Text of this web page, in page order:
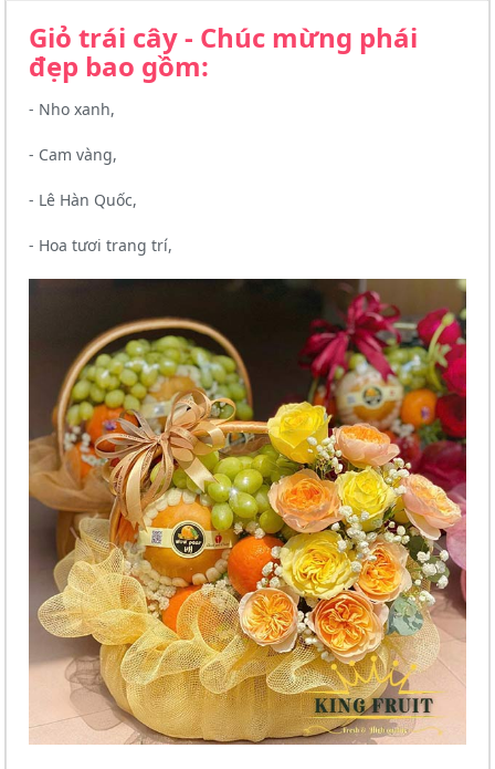
Giỏ trái cây - Chúc mừng phái
đẹp bao gồm:
- Nho xanh,
- Cam vàng,
- Lê Hàn Quốc,
- Hoa tươi trang trí,